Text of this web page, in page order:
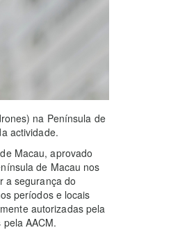
na Península de
actividade.
Macau, aprovado
de Macau nos
a segurança do
períodos e locais
autorizadas pela
AACM.